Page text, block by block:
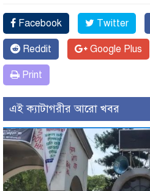
Facebook Twitter
Reddit Google Plus
Print
এই ক্যাটাগরীর আরো খবর